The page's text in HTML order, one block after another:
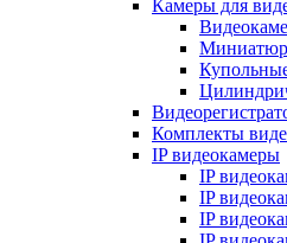
Камеры для
Комплекты
IP видеокамеры
IP
IP
IP